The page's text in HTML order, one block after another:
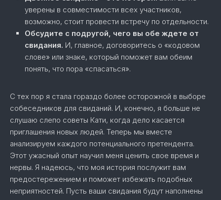
уверены в совместимости всех участников,
возможно, стоит провести встречу по отдельности.
Обсудите с подругой, чего вы обе ждете от
свидания. И, главное, договоритесь о «кодовом
слове» или знаке, который поможет вам обеим
понять, что пора «спасаться».
С тех пор я стала гораздо более осторожной в выборе
собеседников для свиданий. И, конечно, я больше не
слушаю слепо советы Кати, когда дело касается
приглашения новых людей. Теперь мы вместе
анализируем каждого потенциального претендента.
Этот ужасный опыт научил меня ценить свое время и
нервы. Я надеюсь, что моя история послужит вам
предостережением и поможет избежать подобных
неприятностей. Пусть ваши свидания будут наполнены